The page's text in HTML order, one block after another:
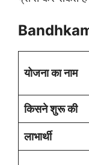
योजना का नाम
किसने शुरू की
लाभार्थी